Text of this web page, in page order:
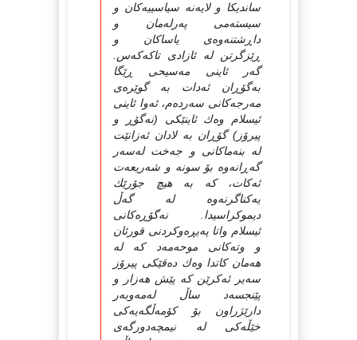
ساندیكا و لایه‌نه‌ سیاسییه‌كان و
سیسته‌می په‌رله‌مان و
داڕشتنه‌وه‌ی یاساكان و
ڕێزگرتن له‌ ئازادی تاكه‌كه‌س.
گه‌ر ئاینی مه‌سیحی ڕێگا
به‌گۆڕان ئه‌دات به‌ گوێره‌ی
مه‌رجه‌كانی سه‌رده‌م، ئه‌وا ئاینی
ئیسلام وه‌ك ئاینێكی (نه‌گۆڕ و
پیرۆز) گۆڕان به‌ لادان ئه‌زانێت
له‌ بنه‌ماكانی و جه‌خت له‌سه‌ر
گه‌ڕانه‌وه‌ بۆ سونه‌ و شه‌ریعه‌ت
ئه‌كات، كه‌ به‌ هیچ جۆرێك
یه‌كناگرنه‌وه‌ له‌ گه‌ڵ
دیموكراسیدا. نه‌گۆڕه‌كانی
ئیسلام واتا په‌یڕه‌وكردنی قورئان
و وته‌كانی موحه‌مه‌د كه‌ له‌
هه‌مان كاتدا وه‌ك ده‌قێكی پیرۆز
سه‌یر ئه‌كرێن كه‌ پێش هه‌زار و
پێنجسه‌د ساڵ له‌مه‌وبه‌ر
دارێژراون بۆ كۆمه‌ڵگه‌یه‌كی
خێڵه‌كی له‌ نیمچه‌دورگه‌ی